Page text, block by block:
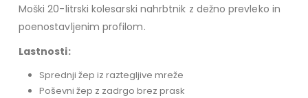
Moški 20-litrski kolesarski nahrbtnik z dežno prevleko in
poenostavljenim profilom.
Lastnosti:
Sprednji žep iz raztegljive mreže
Poševni žep z zadrgo brez prask